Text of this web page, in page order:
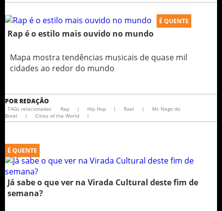
É QUENTE
Rap é o estilo mais ouvido no mundo
Mapa mostra tendências musicais de quase mil
cidades ao redor do mundo
POR REDAÇÃO
TAGs relacionadas Rap | Hip Hop | Rael |
Mc Nego do
Borel
| Cities of the World |
É QUENTE
Já sabe o que ver na Virada Cultural deste fim de
semana?